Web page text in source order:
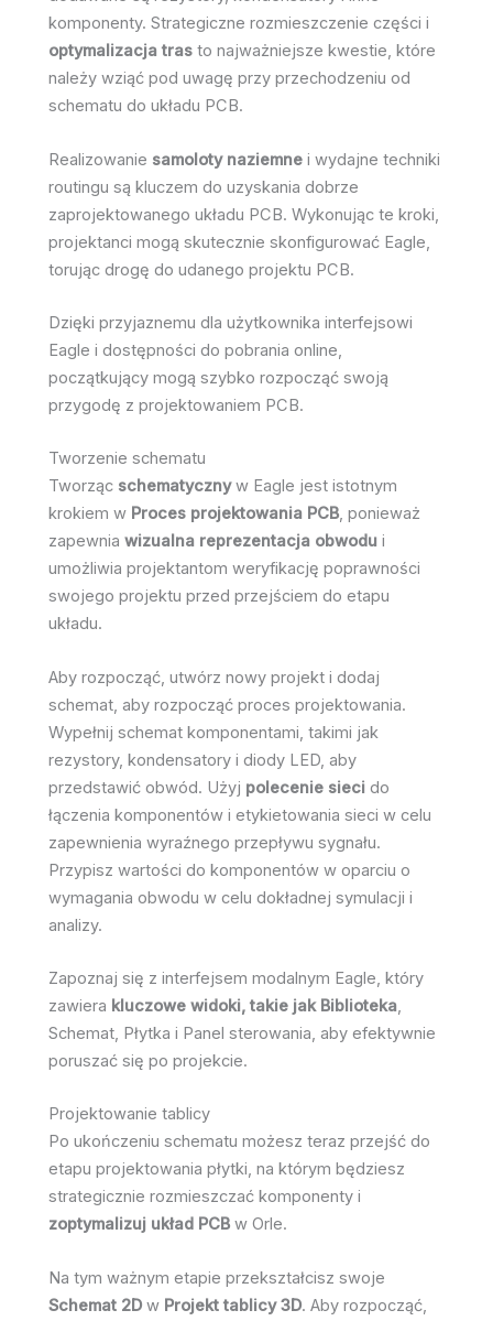
komponenty. Strategiczne rozmieszczenie części i
optymalizacja tras to najważniejsze kwestie, które
należy wziąć pod uwagę przy przechodzeniu od
schematu do układu PCB.
Realizowanie samoloty naziemne i wydajne techniki
routingu są kluczem do uzyskania dobrze
zaprojektowanego układu PCB. Wykonując te kroki,
projektanci mogą skutecznie skonfigurować Eagle,
torując drogę do udanego projektu PCB.
Dzięki przyjaznemu dla użytkownika interfejsowi
Eagle i dostępności do pobrania online,
początkujący mogą szybko rozpocząć swoją
przygodę z projektowaniem PCB.
Tworzenie schematu
Tworząc schematycznyw Eagle jest istotnym
krokiem w Proces projektowania PCB, ponieważ
zapewnia wizualna reprezentacja obwodu i
umożliwia projektantom weryfikację poprawności
swojego projektu przed przejściem do etapu
układu.
Aby rozpocząć, utwórz nowy projekt i dodaj
schemat, aby rozpocząć proces projektowania.
Wypełnij schemat komponentami, takimi jak
rezystory, kondensatory i diody LED, aby
przedstawić obwód. Użyj polecenie sieci do
łączenia komponentów i etykietowania sieci w celu
zapewnienia wyraźnego przepływu sygnału.
Przypisz wartości do komponentów w oparciu o
wymagania obwodu w celu dokładnej symulacji i
analizy.
Zapoznaj się z interfejsem modalnym Eagle, który
zawiera kluczowe widoki, takie jak Biblioteka,
Schemat, Płytka i Panel sterowania, aby efektywnie
poruszać się po projekcie.
Projektowanie tablicy
Po ukończeniu schematu możesz teraz przejść do
etapu projektowania płytki, na którym będziesz
strategicznie rozmieszczać komponenty i
zoptymalizuj układ PCB w Orle.
Na tym ważnym etapie przekształcisz swoje
Schemat 2D w Projekt tablicy 3D. Aby rozpocząć,